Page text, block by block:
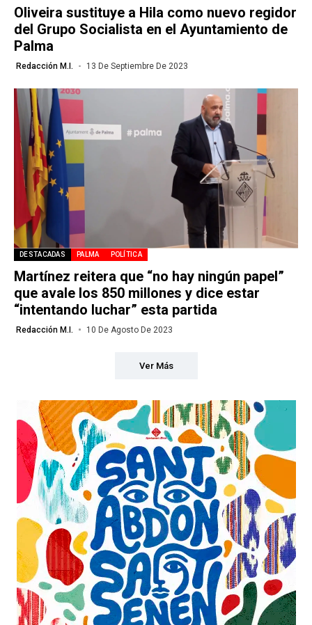
Oliveira sustituye a Hila como nuevo regidor
del Grupo Socialista en el Ayuntamiento de
Palma
Redacción M.I. 13 De Septiembre De 2023
DESTACADAS PALMA POLÍTICA
Martínez reitera que “no hay ningún papel”
que avale los 850 millones y dice estar
“intentando luchar” esta partida
Redacción M.I. 10 De Agosto De 2023
Ver Más